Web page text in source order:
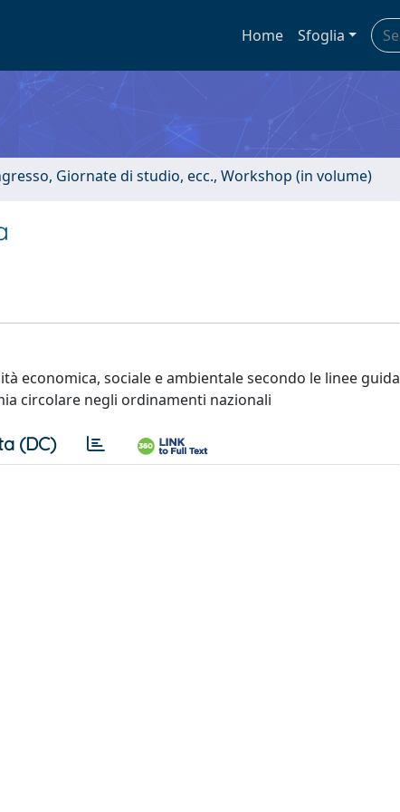
Home Sfoglia
Giornate di studio, ecc., Workshop (in volume)
economica, sociale e ambientale secondo le linee guida
circolare negli ordinamenti nazionali
(DC)